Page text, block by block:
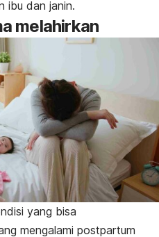
ibu dan janin.
melahirkan
yang bisa
mengalami postpartum